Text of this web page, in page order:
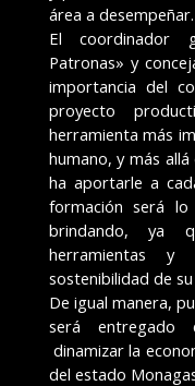
área a desempeñar.
El coordinador
Patronas» y
importancia del
proyecto
herramienta más
humano, y más
ha aportarle a
formación será
brindando, ya
herramientas y
sostenibilidad de
De igual manera,
será entregado
dinamizar la
del estado